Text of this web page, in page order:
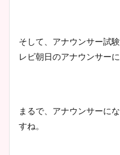
そして、アナウンサー試
レビ朝日のアナウンサーに
まるで、アナウンサーに
すね。